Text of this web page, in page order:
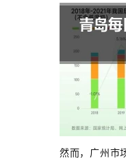
然而，广州市